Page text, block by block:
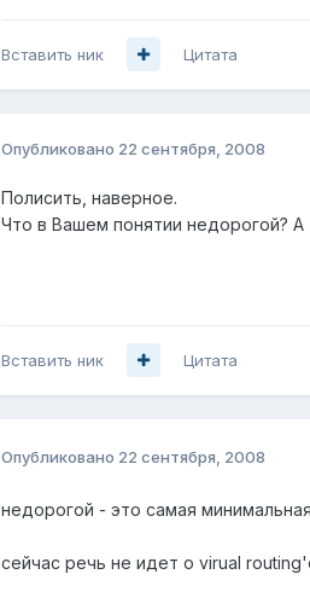
Вставить ник Цитата
Опубликовано 22 сентября, 2008
Полисить, наверное.
Что в Вашем понятии недорогой?
Вставить ник Цитата
Опубликовано 22 сентября, 2008
недорогой - это самая
сейчас речь не идет о virual